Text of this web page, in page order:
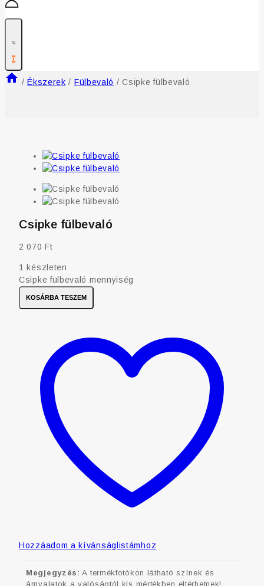
0
/ Ékszerek / Fülbevaló / Csipke fülbevaló
Csipke fülbevaló
2 070Ft
1 készleten
Csipke fülbevaló mennyiség
KOSÁRBA TESZEM
Hozzáadom a kívánságlistámhoz
Megjegyzés: A termékfotókon látható színek és
árnyalatok a valóságtól kis mértékben eltérhetnek!